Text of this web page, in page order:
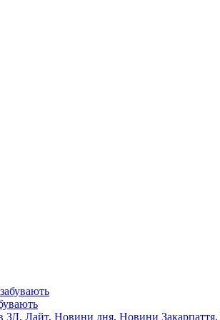
ЗД, Лайт, Новини дня, Новини Закарпаття,